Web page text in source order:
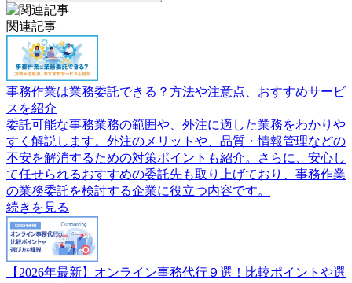
関連記事
事務作業は業務委託できる？方法や注意点、おすすめサービ
スを紹介
委託可能な事務業務の範囲や、外注に適した業務をわかりや
すく解説します。外注のメリットや、品質・情報管理などの
不安を解消するための対策ポイントも紹介。さらに、安心し
て任せられるおすすめの委託先も取り上げており、事務作業
の業務委託を検討する企業に役立つ内容です。
続きを見る
【2026年最新】オンライン事務代行９選！比較ポイントや選